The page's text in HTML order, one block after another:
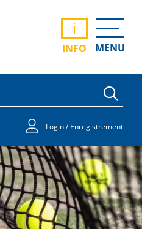
i
INFO MENU
Login / Enregistrement